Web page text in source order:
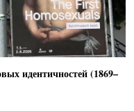
идентичностей (1869–